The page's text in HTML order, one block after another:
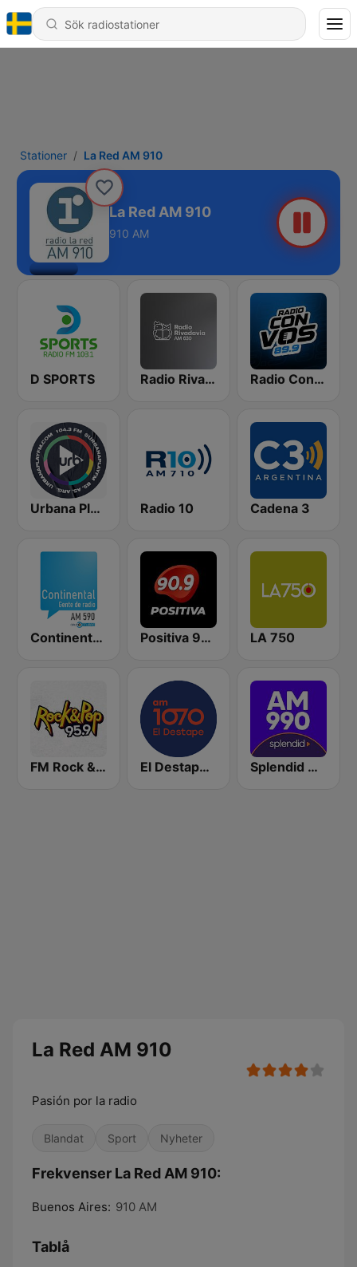
Stationer La Red AM 910
La Red AM 910
910 AM
D SPORTS Radio Rivadavia 630 AM Radio Con Vos 89.9
Urbana Play 104.3 FM Radio 10 Cadena 3
Continental 590 AM Positiva 90.9 - Radio Mitre Corrientes LA 750
FM Rock & Pop El Destape Radio Splendid AM 990
La Red AM 910
Pasión por la radio
Blandat Sport Nyheter
Frekvenser La Red AM 910:
Buenos Aires: 910 AM
Tablå